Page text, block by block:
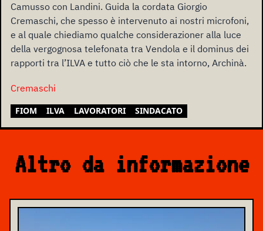
Camusso con Landini. Guida la cordata Giorgio
Cremaschi, che spesso è intervenuto ai nostri microfoni,
e al quale chiediamo qualche considerazioner alla luce
della vergognosa telefonata tra Vendola e il dominus dei
rapporti tra l’ILVA e tutto ciò che le sta intorno, Archinà.
Cremaschi
FIOM ILVA LAVORATORI SINDACATO
Altro da informazione